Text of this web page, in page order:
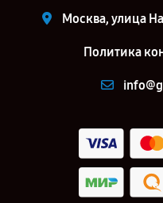
Москва, улица
Политика